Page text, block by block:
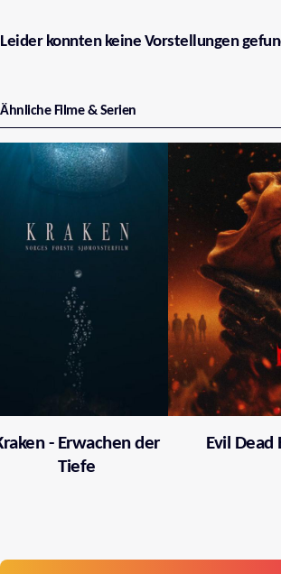
Leider konnten keine Vorstellungen
Ähnliche Filme & Serien
- Erwachen der
Tiefe
Evil Dead